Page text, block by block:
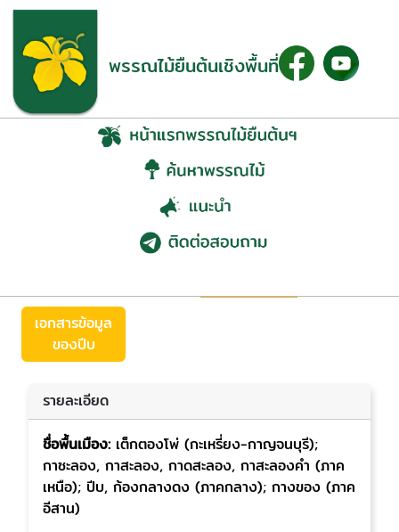
พรรณไม้ยืนต้นเชิงพื้นที่
ปีบ (Millingtonia
เอกสารข้อมูล
ของปีบ
รายละเอียด
ชื่อพื้นเมือง: เต็กตองโพ่ (กะเหรี่ยง-กาญจนบุรี);
กาซะลอง, กาสะลอง, กาดสะลอง, กาสะลองคำ (ภาค
เหนือ); ปีบ, ก้องกลางดง (ภาคกลาง); กางของ (ภาค
อีสาน)